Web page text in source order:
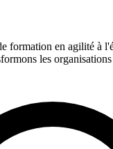
formation en agilité à
les